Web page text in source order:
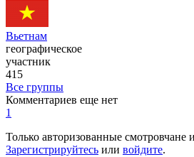
Вьетнам
географическое
участник
415
Все группы
Комментариев еще нет
1
Только авторизованные
Зарегистрируйтесь или войдите.